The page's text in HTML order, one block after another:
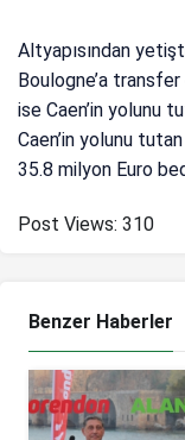
Altyapısından
Boulogne’a
ise Caen’in yolunu
Caen’in yolunu
35.8 milyon Euro
Post Views: 310
Benzer Haberler